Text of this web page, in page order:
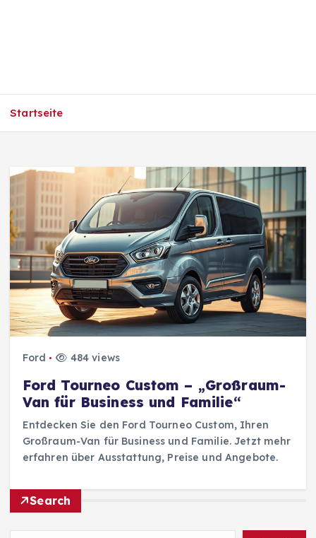
Startseite
Ford 484 views
Ford Tourneo Custom – „Großraum-
Van für Business und Familie“
Entdecken Sie den Ford Tourneo Custom, Ihren
Großraum-Van für Business und Familie. Jetzt mehr
erfahren über Ausstattung, Preise und Angebote.
Search